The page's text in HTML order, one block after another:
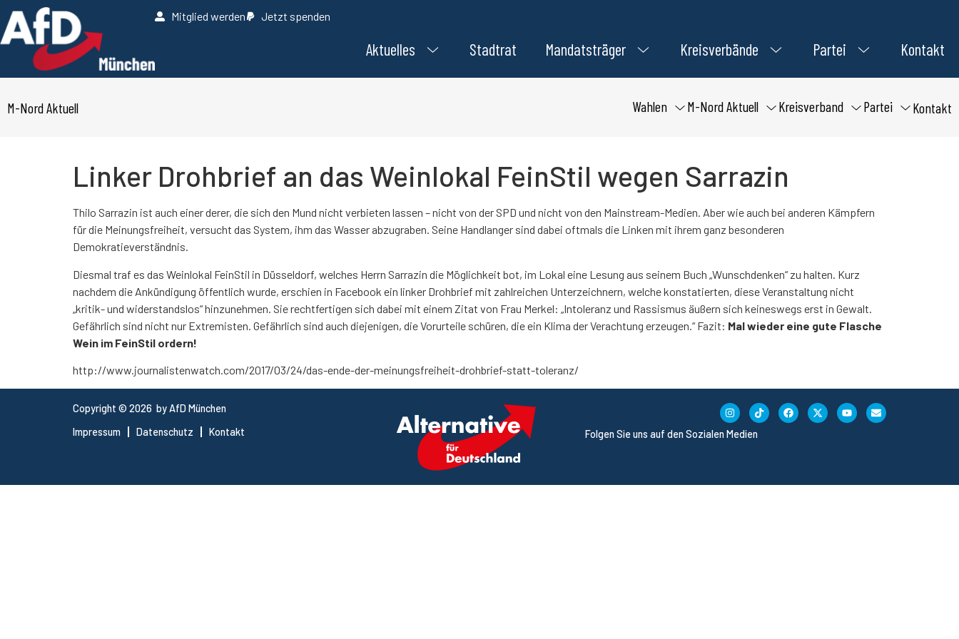
Mitglied werden Jetzt spenden
Aktuelles Stadtrat Mandatsträger Kreisverbände Partei Kontakt
M-Nord Aktuell Wahlen M-Nord Aktuell Kreisverband Partei Kontakt
Linker Drohbrief an das Weinlokal FeinStil wegen Sarrazin
Thilo Sarrazin ist auch einer derer, die sich den Mund nicht verbieten lassen – nicht von der SPD und nicht von den Mainstream-Medien. Aber wie auch bei anderen Kämpfern
für die Meinungsfreiheit, versucht das System, ihm das Wasser abzugraben. Seine Handlanger sind dabei oftmals die Linken mit ihrem ganz besonderen
Demokratieverständnis.
Diesmal traf es das Weinlokal FeinStil in Düsseldorf, welches Herrn Sarrazin die Möglichkeit bot, im Lokal eine Lesung aus seinem Buch „Wunschdenken“ zu halten. Kurz
nachdem die Ankündigung öffentlich wurde, erschien in Facebook ein linker Drohbrief mit zahlreichen Unterzeichnern, welche konstatierten, diese Veranstaltung nicht
„kritik- und widerstandslos“ hinzunehmen. Sie rechtfertigen sich dabei mit einem Zitat von Frau Merkel: „Intoleranz und Rassismus äußern sich keineswegs erst in Gewalt.
Gefährlich sind nicht nur Extremisten. Gefährlich sind auch diejenigen, die Vorurteile schüren, die ein Klima der Verachtung erzeugen.“ Fazit: Mal wieder eine gute Flasche
Wein im FeinStil ordern!
http://www.journalistenwatch.com/2017/03/24/das-ende-der-meinungsfreiheit-drohbrief-statt-toleranz/
Copyright © 2026 by AfD München
Impressum
Datenschutz Kontakt Folgen Sie uns auf den Sozialen Medien